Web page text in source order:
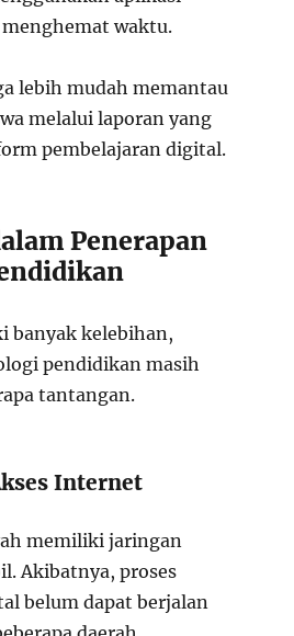
waktu.
lebih mudah memantau
melalui laporan yang
pembelajaran digital.
Penerapan
banyak kelebihan,
pendidikan masih
tantangan.
Internet
memiliki jaringan
Akibatnya, proses
belum dapat berjalan